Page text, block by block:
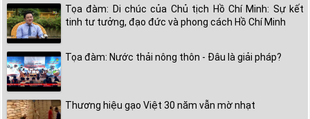
Tọa đàm: Di chúc của Chủ tịch Hồ Chí Minh: Sự kết
tinh tư tưởng, đạo đức và phong cách Hồ Chí Minh
Tọa đàm: Nước thải nông thôn - Đâu là giải pháp?
Thương hiệu gạo Việt 30 năm vẫn mờ nhạt